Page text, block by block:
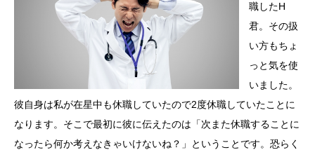
職したH
君。その扱
い方もちょ
っと気を使
いました。
彼自身は私が在星中も休職していたので2度休職していたことに
なります。そこで最初に彼に伝えたのは「次また休職することに
なったら何か考えなきゃいけないね？」ということです。恐らく